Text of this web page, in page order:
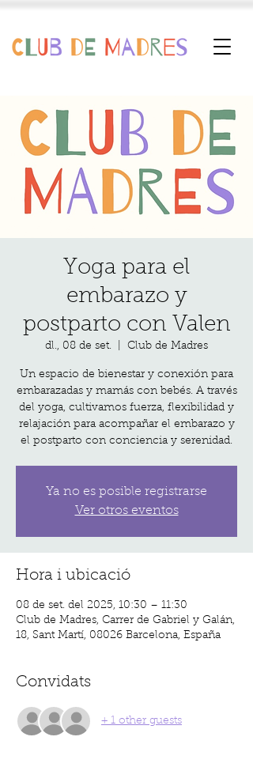
Yoga para el
embarazo y
postparto con Valen
dl., 08 de set. Club de Madres
Un espacio de bienestar y conexión para
embarazadas y mamás con bebés. A través
del yoga, cultivamos fuerza, flexibilidad y
relajación para acompañar el embarazo y
el postparto con conciencia y serenidad.
Ya no es posible registrarse
Ver otros eventos
Hora i ubicació
08 de set. del 2025, 10:30 – 11:30
Club de Madres, Carrer de Gabriel y Galán,
18, Sant Martí, 08026 Barcelona, España
Convidats
+ 1 other guests